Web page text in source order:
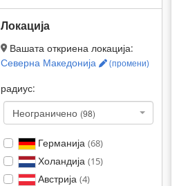
Локација
Вашата откриена локација:
Северна Македонија
(промени)
радиус:
Неограничено (98)
Германија (68)
Холандија (15)
Австрија (4)